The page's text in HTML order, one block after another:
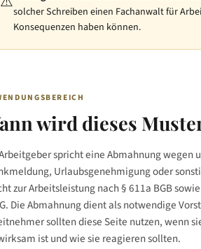
solcher Schreiben einen Fachanwalt für
Konsequenzen haben können.
wird dieses
spricht eine Abmahnung
Urlaubsgenehmigung oder
zur Arbeitsleistung nach § 611a BGB
Die Abmahnung dient als notwendige
sollten diese Seite nutzen, wenn
ist und wie sie reagieren sollten.